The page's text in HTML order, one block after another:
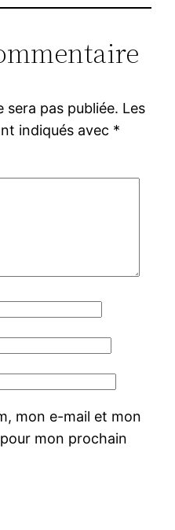
sera pas publiée. Les
indiqués avec *
mon e-mail et mon
mon prochain